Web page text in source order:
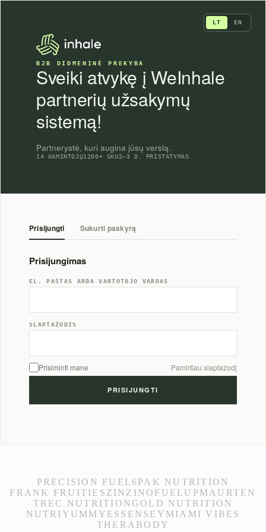
LT EN
B2B DIDMENINĖ PREKYBA
Sveiki atvykę į WeInhale
partnerių užsakymų
sistemą!
Partnerystė, kuri augina jūsų verslą.
14 GAMINTOJŲ1200+ SKU2–3 D. PRISTATYMAS
Prisijungti Sukurti paskyrą
Prisijungimas
EL. PAŠTAS ARBA VARTOTOJO VARDAS
SLAPTAŽODIS
Prisiminti mane Pamiršau slaptažodį
PRECISION FUEL 6PAK NUTRITION
FRANK FRUITIES ZINZINO FUELUP MAURTEN
TREC NUTRITIONGOLD NUTRITION
NUTRIYUMMY ESSENSEY MIAMI VIBES
THERABODY